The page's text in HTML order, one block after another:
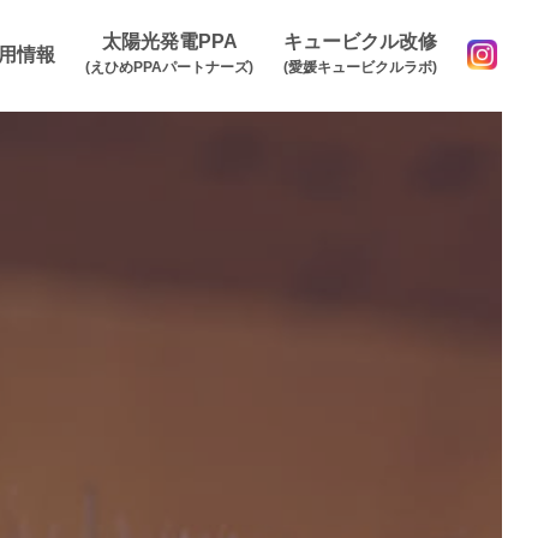
情報
太陽光発電PPA
(えひめPPAパートナーズ)
キュービクル改修
(愛媛キュービクルラボ)